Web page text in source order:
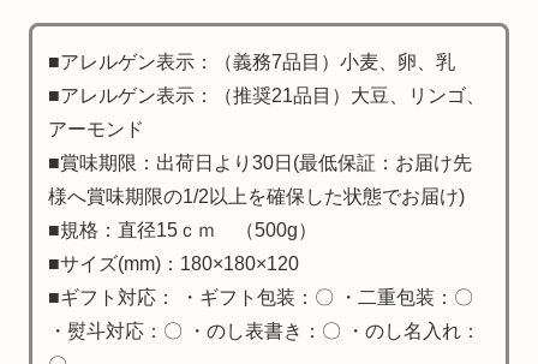
■アレルゲン表示：（義務7品目）小麦、卵、乳
■アレルゲン表示：（推奨21品目）大豆、リンゴ、
アーモンド
■賞味期限：出荷日より30日(最低保証：お届け先
様へ賞味期限の1/2以上を確保した状態でお届け)
■規格：直径15ｃｍ （500g）
■サイズ(mm)：180×180×120
■ギフト対応： ・ギフト包装：〇 ・二重包装：〇
・熨斗対応：〇 ・のし表書き：〇 ・のし名入れ：